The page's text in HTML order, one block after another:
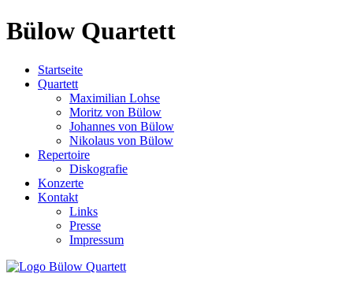
Bülow Quartett
Startseite
Quartett
Maximilian Lohse
Moritz von Bülow
Johannes von Bülow
Nikolaus von Bülow
Repertoire
Diskografie
Konzerte
Kontakt
Links
Presse
Impressum